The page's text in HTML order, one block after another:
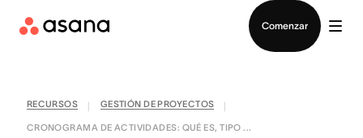
Comenzar
RECURSOS GESTIÓN DE PROYECTOS
CRONOGRAMA DE ACTIVIDADES: QUÉ ES, TIPO ...